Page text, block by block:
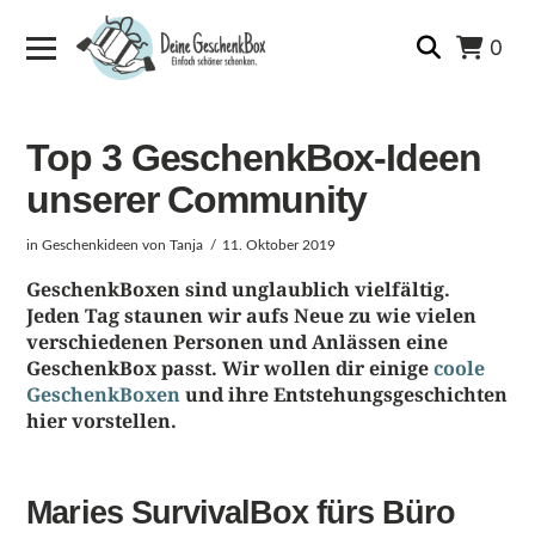
0
Top 3 GeschenkBox-Ideen
unserer Community
inGeschenkideen von Tanja 11. Oktober 2019
GeschenkBoxen sind unglaublich vielfältig.
Jeden Tag staunen wir aufs Neue zu wie vielen
verschiedenen Personen und Anlässen eine
GeschenkBox passt. Wir wollen dir einigecoole
GeschenkBoxenund ihre Entstehungsgeschichten
hier vorstellen.
Maries SurvivalBox fürs Büro